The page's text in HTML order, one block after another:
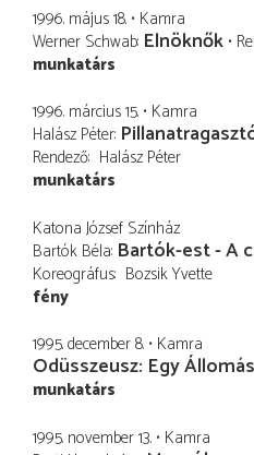
1996. május 18. Kamra
Werner Schwab Elnöknők
munkatárs
1996. március 15. Kamra
Halász Péter
Rendező Halász Péter
munkatárs
Katona József Színház
Bartók Béla Bartók-est - A
Koreográfus Bozsik Yvette
fény
1995. december 8. Kamra
Odüsszeusz: Egy Állomás
munkatárs
1995. november 13. Kamra